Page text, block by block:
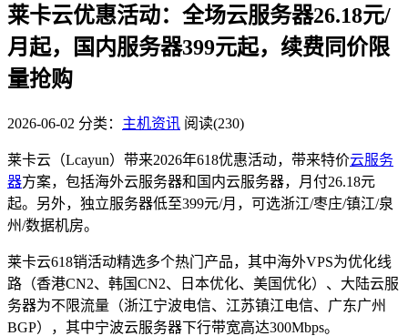
莱卡云优惠活动：全场云服务器26.18元/
月起，国内服务器399元起，续费同价限
量抢购
2026-06-02 分类： 主机资讯 阅读(230)
莱卡云（Lcayun）带来2026年618优惠活动，带来特价云服务
器方案，包括海外云服务器和国内云服务器，月付26.18元
起。另外，独立服务器低至399元/月，可选浙江/枣庄/镇江/泉
州/数据机房。
莱卡云618销活动精选多个热门产品，其中海外VPS为优化线
路（香港CN2、韩国CN2、日本优化、美国优化）、大陆云服
务器为不限流量（浙江宁波电信、江苏镇江电信、广东广州
BGP），其中宁波云服务器下行带宽高达300Mbps。